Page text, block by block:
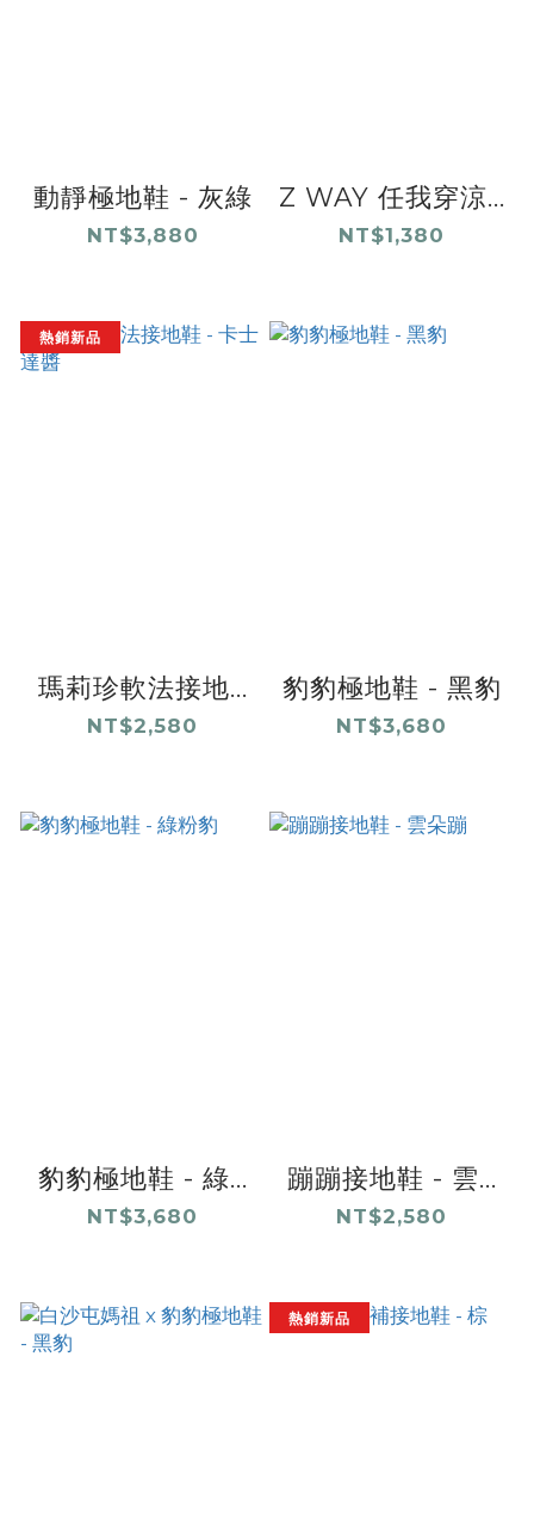
動靜極地鞋 - 灰綠
NT$3,880
Z WAY 任我穿涼...
NT$1,380
熱銷新品
瑪莉珍軟法接地...
NT$2,580
豹豹極地鞋 - 黑豹
NT$3,680
豹豹極地鞋 - 綠...
NT$3,680
蹦蹦接地鞋 - 雲...
NT$2,580
熱銷新品